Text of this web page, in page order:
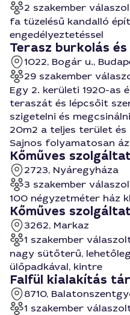
2 szakember
fa tüzelésű kandalló
engedélyeztetéssel
Terasz burkolás
1022, Bogár u.,
29 szakember
Egy 2. kerületi 1920-as
teraszát és lépcsőit
szigetelni és
20m2 a teljes terület
Sajnos folyamatosan
Kőműves
2723, Nyáregyháza
3 szakember
100 négyzetméter ház
Kőműves
3262, Markaz
1 szakember
nagy sütőterű,
ülőpadkával, kintre
Falfül kialakítás
8710,
1 szakember